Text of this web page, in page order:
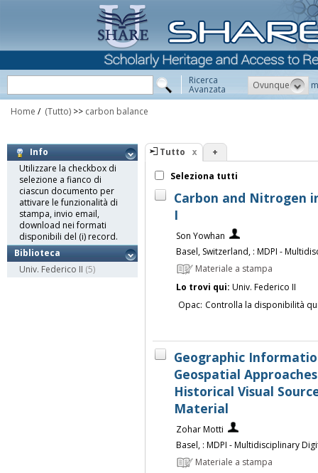
Ricerca
Avanzata Ovunque
Home / (Tutto) >> carbon balance
Info
Utilizzare la checkbox di
selezione a fianco di
ciascun documento per
attivare le funzionalità di
stampa, invio email,
download nei formati
disponibili del (i) record.
Biblioteca
Univ. Federico II (5)
Tutto +
Seleziona tutti
Carbon and Nitrogen
I
Son Yowhan
Basel, Switzerland, : MDPI -
Materiale a stampa
Lo trovi qui: Univ. Federico II
Opac: Controlla la disponibilità
Geographic
Geospatial
Historical Visual
Material
Zohar Motti
Basel, : MDPI - Multidisciplinary
Materiale a stampa